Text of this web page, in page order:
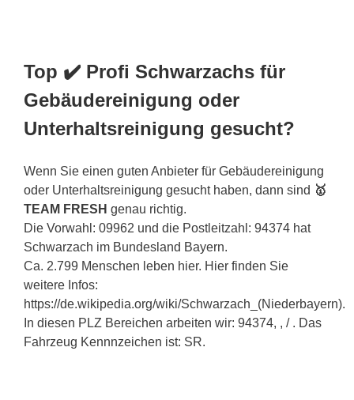
Top ✔️ Profi Schwarzachs für
Gebäudereinigung oder
Unterhaltsreinigung gesucht?
Wenn Sie einen guten Anbieter für Gebäudereinigung
oder Unterhaltsreinigung gesucht haben, dann sind 🥇
TEAM FRESH genau richtig.
Die Vorwahl: 09962 und die Postleitzahl: 94374 hat
Schwarzach im Bundesland Bayern.
Ca. 2.799 Menschen leben hier. Hier finden Sie
weitere Infos:
https://de.wikipedia.org/wiki/Schwarzach_(Niederbayern).
In diesen PLZ Bereichen arbeiten wir: 94374, , / . Das
Fahrzeug Kennnzeichen ist: SR.